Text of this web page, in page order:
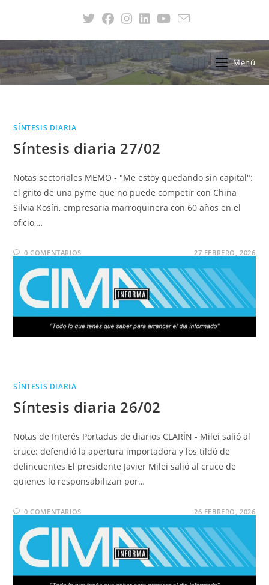
Menú
SÍNTESIS DIARIA
Síntesis diaria 27/02
Notas sectoriales MEMO - "Me estoy quedando sin capital":
el grito de una pyme que no puede competir con China
Silvia Kosín, empresaria marroquinera con 60 años en el
oficio,…
0 COMENTARIOS 27 FEBRERO, 2026
SÍNTESIS DIARIA
Síntesis diaria 26/02
Notas de Interés Portadas de diarios CLARÍN - Milei salió al
cruce: defendió la apertura importadora y los tildó de
delincuentes El presidente Javier Milei salió al cruce de
quienes lo responsabilizan por…
0 COMENTARIOS 26 FEBRERO, 2026